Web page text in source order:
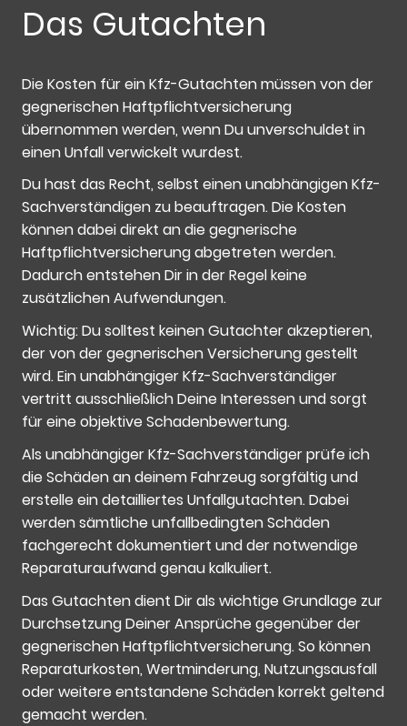
Das Gutachten
Die Kosten für ein Kfz-Gutachten müssen von der
gegnerischen Haftpflichtversicherung
übernommen werden, wenn Du unverschuldet in
einen Unfall verwickelt wurdest.
Du hast das Recht, selbst einen unabhängigen Kfz-
Sachverständigen zu beauftragen. Die Kosten
können dabei direkt an die gegnerische
Haftpflichtversicherung abgetreten werden.
Dadurch entstehen Dir in der Regel keine
zusätzlichen Aufwendungen.
Wichtig: Du solltest keinen Gutachter akzeptieren,
der von der gegnerischen Versicherung gestellt
wird. Ein unabhängiger Kfz-Sachverständiger
vertritt ausschließlich Deine Interessen und sorgt
für eine objektive Schadenbewertung.
Als unabhängiger Kfz-Sachverständiger prüfe ich
die Schäden an deinem Fahrzeug sorgfältig und
erstelle ein detailliertes Unfallgutachten. Dabei
werden sämtliche unfallbedingten Schäden
fachgerecht dokumentiert und der notwendige
Reparaturaufwand genau kalkuliert.
Das Gutachten dient Dir als wichtige Grundlage zur
Durchsetzung Deiner Ansprüche gegenüber der
gegnerischen Haftpflichtversicherung. So können
Reparaturkosten, Wertminderung, Nutzungsausfall
oder weitere entstandene Schäden korrekt geltend
gemacht werden.